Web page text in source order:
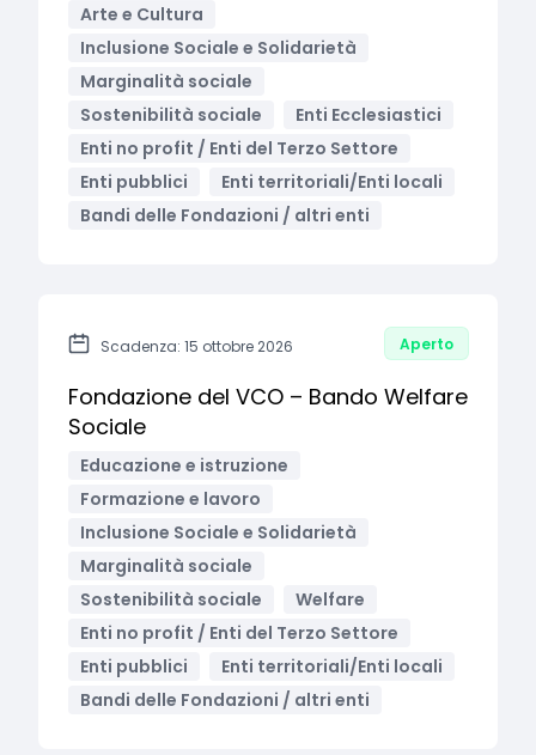
Arte e Cultura
Inclusione Sociale e Solidarietà
Marginalità sociale
Sostenibilità sociale
Enti Ecclesiastici
Enti no profit / Enti del Terzo Settore
Enti pubblici
Enti territoriali/Enti locali
Bandi delle Fondazioni / altri enti
Scadenza: 15 ottobre 2026 Aperto
Fondazione del VCO – Bando Welfare
Sociale
Educazione e istruzione
Formazione e lavoro
Inclusione Sociale e Solidarietà
Marginalità sociale
Sostenibilità sociale
Welfare
Enti no profit / Enti del Terzo Settore
Enti pubblici
Enti territoriali/Enti locali
Bandi delle Fondazioni / altri enti